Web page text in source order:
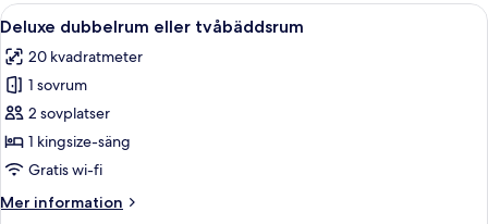
Öppna
alla
foton
för
Deluxe
dubbelrum
eller
Ett hotellrum med en stor säng, ett
9
Deluxe dubbelrum eller tvåbäddsrum
20 kvadratmeter
1 sovrum
2 sovplatser
1 kingsize-säng
Gratis wi-fi
Mer information
Mer